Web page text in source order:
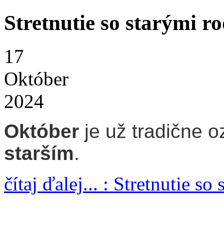
Stretnutie so starými
17
Október
2024
Október je už tradične
starším.
čítaj ďalej... : Stretnutie so